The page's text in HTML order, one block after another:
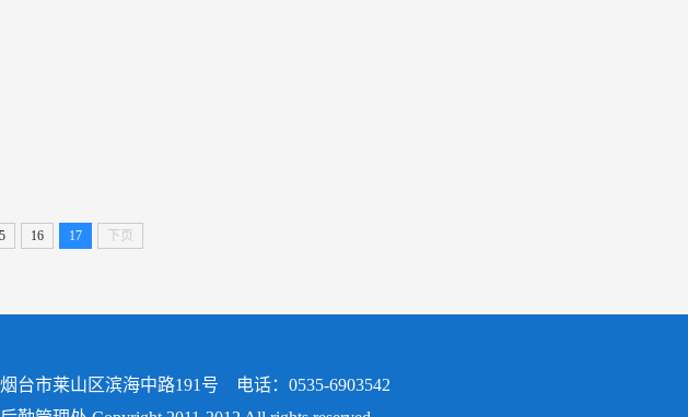
16 17 下页
台市莱山区滨海中路191号 电话：0535-6903542